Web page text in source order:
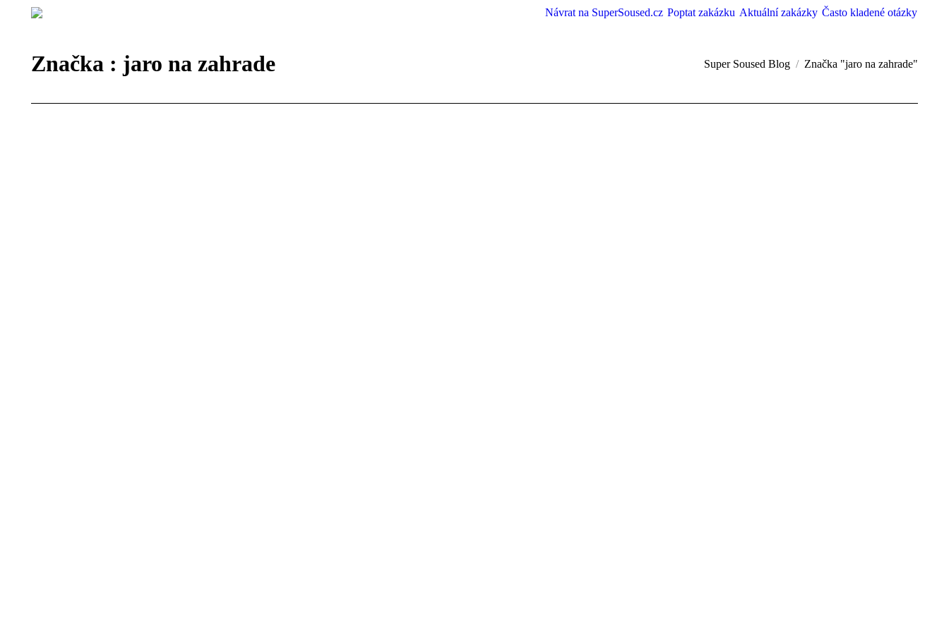
Návrat na SuperSoused.cz Poptat zakázku Aktuální zakázky Často kladené otázky
Značka : jaro na zahrade Super Soused Blog Značka "jaro na zahrade"